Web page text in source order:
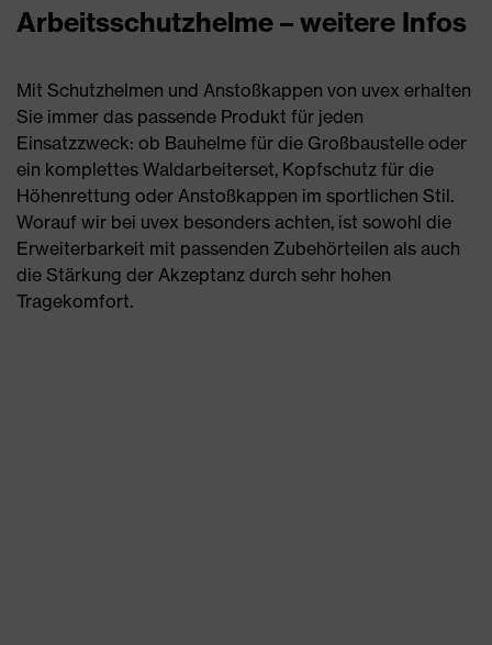
Arbeitsschutzhelme – weitere Infos
Mit Schutzhelmen und Anstoßkappen von uvex erhalten
Sie immer das passende Produkt für jeden
Einsatzzweck: ob Bauhelme für die Großbaustelle oder
ein komplettes Waldarbeiterset, Kopfschutz für die
Höhenrettung oder Anstoßkappen im sportlichen Stil.
Worauf wir bei uvex besonders achten, ist sowohl die
Erweiterbarkeit mit passenden Zubehörteilen als auch
die Stärkung der Akzeptanz durch sehr hohen
Tragekomfort.